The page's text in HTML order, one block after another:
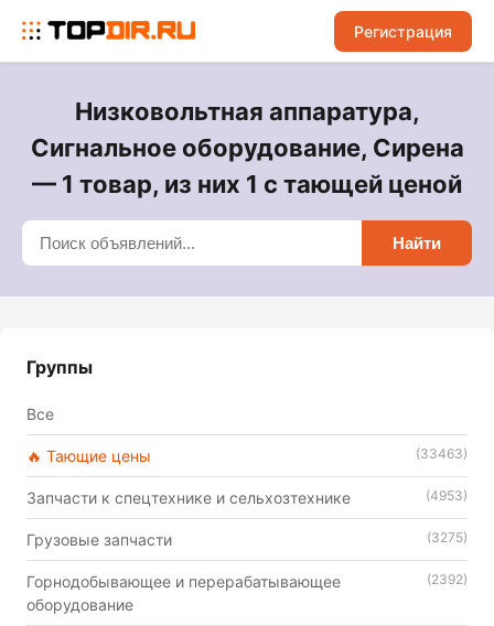
Регистрация
Низковольтная аппаратура,
Сигнальное оборудование, Сирена
— 1 товар, из них 1 с тающей ценой
Найти
Группы
Все
🔥 Тающие цены (33463)
Запчасти к спецтехнике и сельхозтехнике (4953)
Грузовые запчасти (3275)
Горнодобывающее и перерабатывающее
оборудование
(2392)